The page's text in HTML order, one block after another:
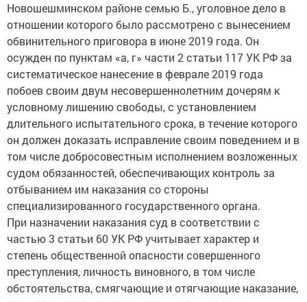
Новошешминском районе семью Б., уголовное дело в
отношении которого было рассмотрено с вынесением
обвинительного приговора в июне 2019 года. Он
осужден по пунктам «а, г» части 2 статьи 117 УК РФ за
систематическое нанесение в феврале 2019 года
побоев своим двум несовершеннолетним дочерям к
условному лишению свободы, с установлением
длительного испытательного срока, в течение которого
он должен доказать исправление своим поведением и в
том числе добросовестным исполнением возложенных
судом обязанностей, обеспечивающих контроль за
отбыванием им наказания со стороны
специализированного государственного органа.
При назначении наказания суд в соответствии с
частью 3 статьи 60 УК РФ учитывает характер и
степень общественной опасности совершенного
преступления, личность виновного, в том числе
обстоятельства, смягчающие и отягчающие наказание,